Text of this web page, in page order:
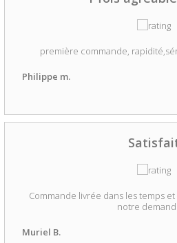
première commande,
Philippe m.
Commande livrée dans les temps
notre
Muriel B.